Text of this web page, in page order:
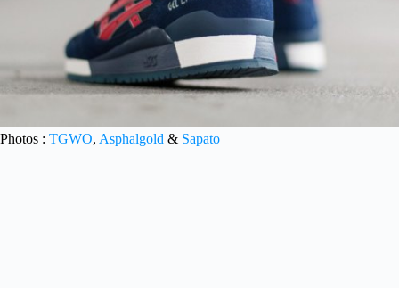
Photos : TGWO, Asphalgold & Sapato